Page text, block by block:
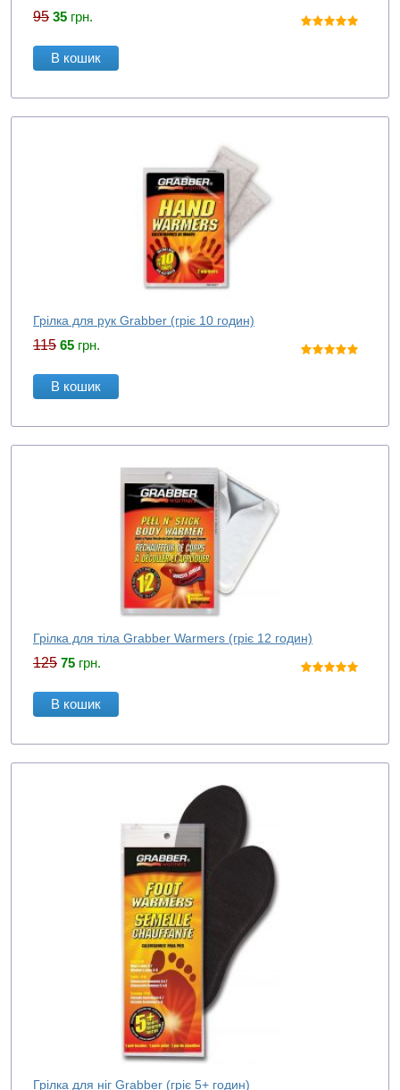
95 35 грн.
В кошик
Грілка для рук Grabber (гріє 10 годин)
115 65 грн.
В кошик
Грілка для тіла Grabber Warmers (гріє 12 годин)
125 75 грн.
В кошик
Грілка для ніг Grabber (гріє 5+ годин)